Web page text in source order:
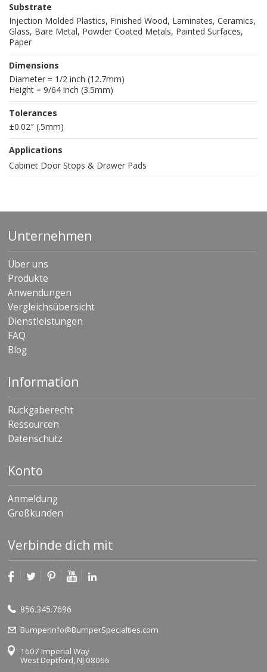
Substrate
Injection Molded Plastics, Finished Wood, Laminates, Ceramics,
Glass, Bare Metal, Powder Coated Metals, Painted Surfaces,
Paper
Dimensions
Diameter = 1/2 inch (12.7mm)
Height = 9/64 inch (3.5mm)
Tolerances
±0.02″ (.5mm)
Applications
Cabinet Door Stops & Drawer Pads
Unternehmen
Über uns
Produkte
Anwendungen
Vergleichsübersicht
Dienstleistungen
FAQ
Blog
Information
Rückgaberecht
Ressourcen
Datenschutz
Konto
Anmeldung
Großkunden
Verbinde dich mit
856.345.7696
BumperInfo@BumperSpecialties.com
1607 Imperial Way
West Deptford, NJ 08066